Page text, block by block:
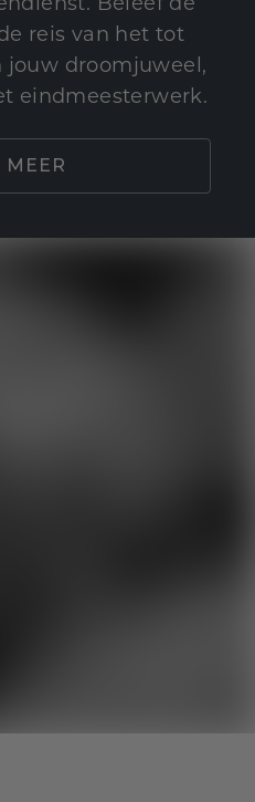
reis van het tot
jouw droomjuweel,
eindmeesterwerk.
MEER